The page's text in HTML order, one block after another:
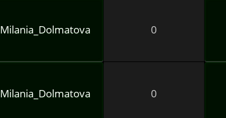
Milania_Dolmatova 0
Milania_Dolmatova 0